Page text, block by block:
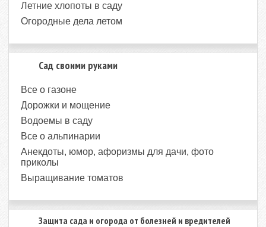
Летние хлопоты в саду
Огородные дела летом
Сад своими руками
Все о газоне
Дорожки и мощение
Водоемы в саду
Все о альпинарии
Анекдоты, юмор, афоризмы для дачи, фото
приколы
Выращивание томатов
Защита сада и огорода от болезней и вредителей